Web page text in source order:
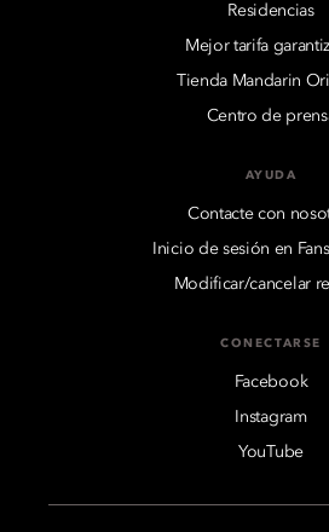
Residencias
Mejor tarifa
Tienda Mandarin
Centro de
AYUDA
Contacte con
Inicio de sesión en
Modificar/cancelar
CONECTARSE
Facebook
Instagram
YouTube